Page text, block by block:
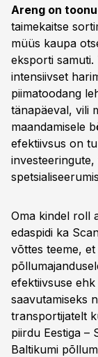
Areng on
taimekaitse
müüs kaupa
eksporti samuti.
intensiivset
piimatoodang
tänapäeval, vili
maandamisele
efektiivsus on
Oma kindel roll
edaspidi ka
võttes teeme,
efektiivsuse
saavutamiseks
transportijatelt
piirdu Eestiga –
Baltikumi